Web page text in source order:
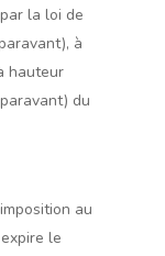
la loi de
à
hauteur
du
au
le